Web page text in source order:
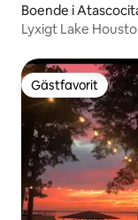
Boende i
Lyxigt Lake
Gästfavorit
Gästfavorit